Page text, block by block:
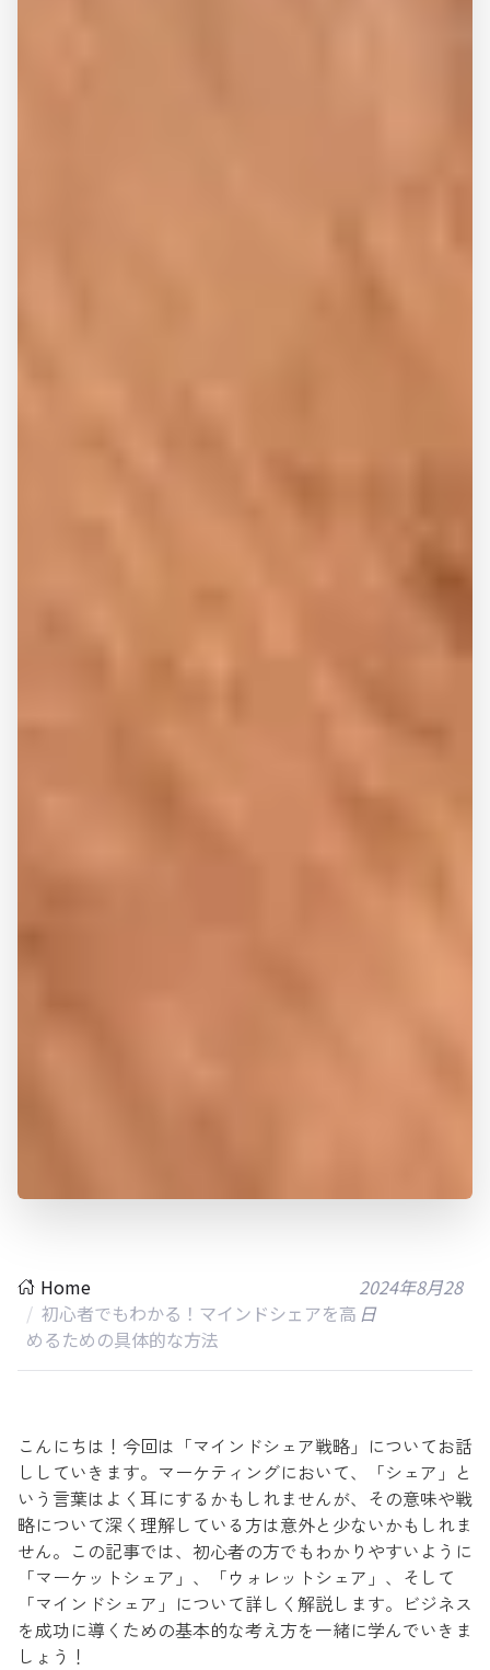
Home
初心者でもわかる！マインドシェアを高
めるための具体的な方法
2024年8月28
日
こんにちは！今回は「マインドシェア戦略」についてお話
ししていきます。マーケティングにおいて、「シェア」と
いう言葉はよく耳にするかもしれませんが、その意味や戦
略について深く理解している方は意外と少ないかもしれま
せん。この記事では、初心者の方でもわかりやすいように
「マーケットシェア」、「ウォレットシェア」、そして
「マインドシェア」について詳しく解説します。ビジネス
を成功に導くための基本的な考え方を一緒に学んでいきま
しょう！